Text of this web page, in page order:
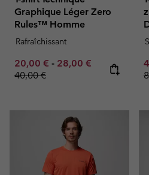
Graphique Léger Zero
Rules™ Homme
Rafraîchissant
Minimum sale price:
20,00 € - Maximum sale price:
28,00 € Regular
40,00 €